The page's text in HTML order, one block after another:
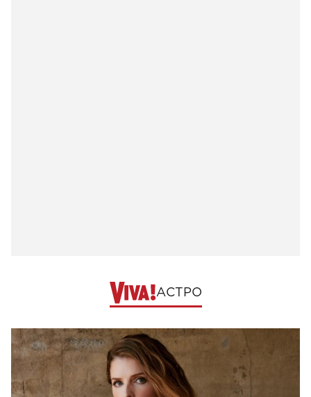
АСТРО